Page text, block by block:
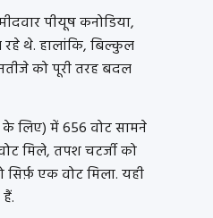
पीयूष कनोडिया,
थे. हालांकि, बिल्कुल
को पूरी तरह बदल
लिए) में 656 वोट सामने
मिले, तपश चटर्जी को
सिर्फ़ एक वोट मिला. यही